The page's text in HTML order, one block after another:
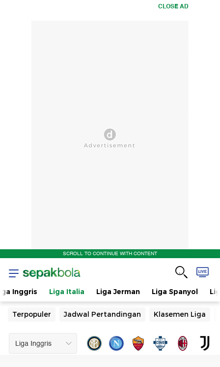
CLOSE AD
SCROLL TO CONTINUE WITH CONTENT
Inggris Liga Italia Liga Jerman Liga Spanyol
Terpopuler Jadwal Pertandingan Klasemen Liga